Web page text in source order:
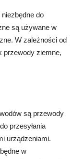
do
są używane w
W zależności od
przewody ziemne,
są przewody
przesyłania
urządzeniami.
w